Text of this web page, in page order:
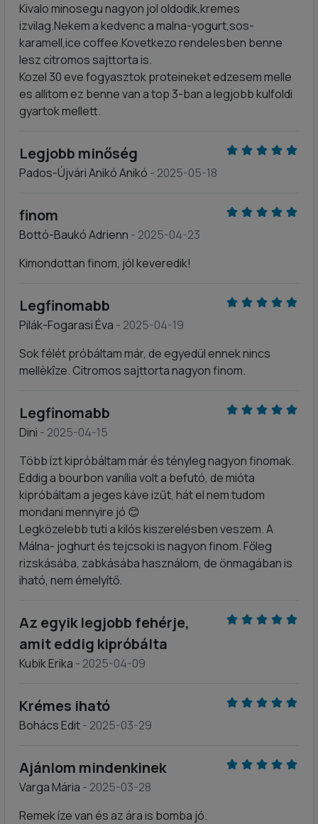
Kivalo minosegu nagyon jol oldodik,kremes
izvilag.Nekem a kedvenc a malna-yogurt,sos-
karamell,ice coffee.Kovetkezo rendelesben benne
lesz citromos sajttorta is.
Kozel 30 eve fogyasztok proteineket edzesem melle
es allitom ez benne van a top 3-ban a legjobb kulfoldi
gyartok mellett.
Legjobb minőség
Pados-Újvári Anikó Anikó - 2025-05-18
finom
Bottó-Baukó Adrienn - 2025-04-23
Kimondottan finom, jól keveredik!
Legfinomabb
Pilák-Fogarasi Éva - 2025-04-19
Sok félét próbáltam már, de egyedül ennek nincs
mellèkîze. Citromos sajttorta nagyon finom.
Legfinomabb
Dini - 2025-04-15
Több ízt kipróbáltam már és tényleg nagyon finomak.
Eddig a bourbon vanília volt a befutó, de mióta
kipróbáltam a jeges káve izűt, hát el nem tudom
mondani mennyire jó 😊
Legközelebb tuti a kilós kiszerelésben veszem. A
Málna- joghurt és tejcsoki is nagyon finom. Főleg
rizskásába, zabkásába használom, de önmagában is
iható, nem émelyítő.
Az egyik legjobb fehérje,
amit eddig kipróbálta
Kubik Erika - 2025-04-09
Krémes iható
Bohács Edit- 2025-03-29
Ajánlom mindenkinek
Varga Mária - 2025-03-28
Remek íze van és az ára is bomba jó.